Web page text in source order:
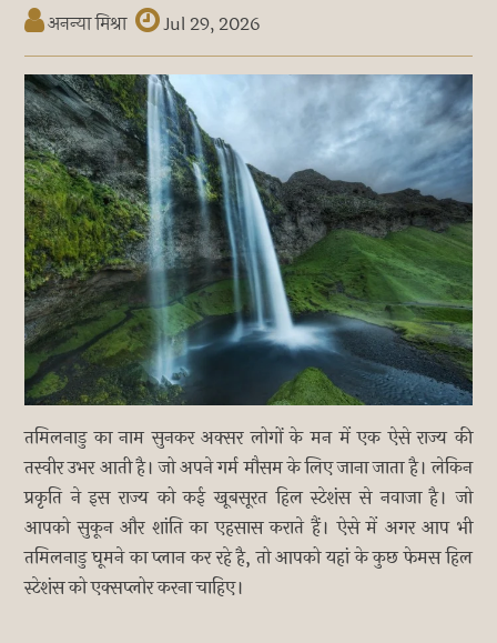
अनन्या मिश्रा Jul 29, 2026
तमिलनाडु का नाम सुनकर अक्सर लोगों के मन में एक ऐसे राज्य की
तस्वीर उभर आती है। जो अपने गर्म मौसम के लिए जाना जाता है। लेकिन
प्रकृति ने इस राज्य को कई खूबसूरत हिल स्टेशंस से नवाजा है। जो
आपको सुकून और शांति का एहसास कराते हैं। ऐसे में अगर आप भी
तमिलनाडु घूमने का प्लान कर रहे है, तो आपको यहां के कुछ फेमस हिल
स्टेशंस को एक्सप्लोर करना चाहिए।